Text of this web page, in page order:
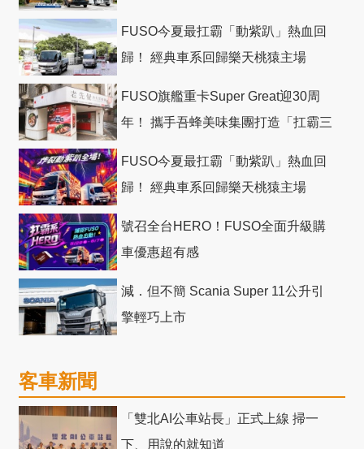
FUSO今夏最扛霸「動紫趴」熱血回
歸！ 經典車系回歸樂天桃猿主場
FUSO旗艦重卡Super Great迎30周
年！ 攜手吾蜂美味集團打造「扛霸三
FUSO今夏最扛霸「動紫趴」熱血回
歸！ 經典車系回歸樂天桃猿主場
號召全台HERO！FUSO全面升級購
車優惠超有感
減．但不簡 Scania Super 11公升引
擎輕巧上市
客車新聞
「雙北AI公車站長」正式上線 掃一
下、用說的就知道